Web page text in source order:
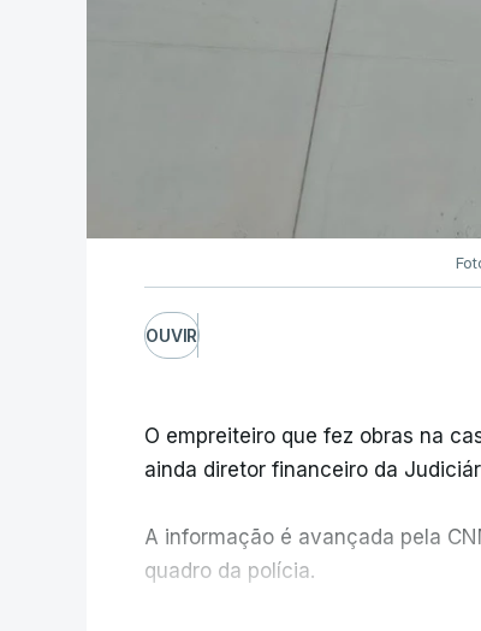
OUVIR
O empreiteiro que fez obras na
ainda diretor financeiro da
A informação é avançada pela
quadro da polícia.